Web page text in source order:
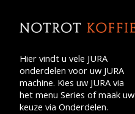
Hier vindt u vele JURA
onderdelen voor uw JURA
machine. Kies uw JURA via
het menu Series of maak uw
keuze via Onderdelen.